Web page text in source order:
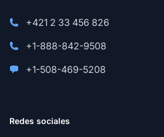
+421 2 33 456 826
+1-888-842-9508
+1-508-469-5208
Redes sociales